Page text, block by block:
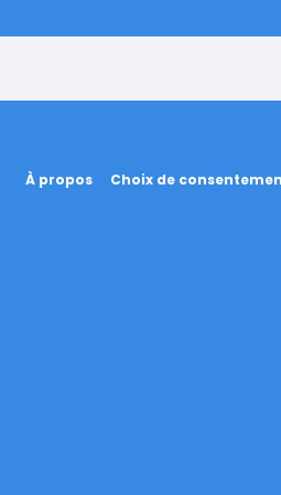
À propos Choix de